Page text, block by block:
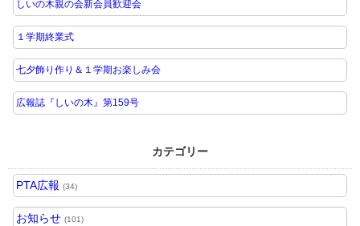
しいの木親の会新会員歓迎会
１学期終業式
七夕飾り作り＆１学期お楽しみ会
広報誌『しいの木』第159号
カテゴリー
PTA広報 (34)
お知らせ (101)